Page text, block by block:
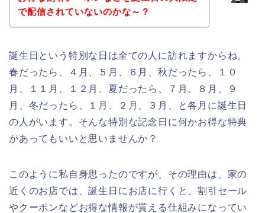
で配信されていないのかな～？
誕生日という特別な日は全ての人に訪れますからね。
春だったら、４月、５月、６月、秋だったら、１０
月、１１月、１２月、夏だったら、７月、８月、９
月、冬だったら、１月、２月、３月、と各月に誕生日
の人がいます。そんな特別な記念日に何かお得な特典
があってもいいと思いませんか？
このように私自身思ったのですが、その理由は、家の
近くのお店では、誕生日にお店に行くと、割引セール
やクーポンなどお得な情報が貰える仕組みになってい